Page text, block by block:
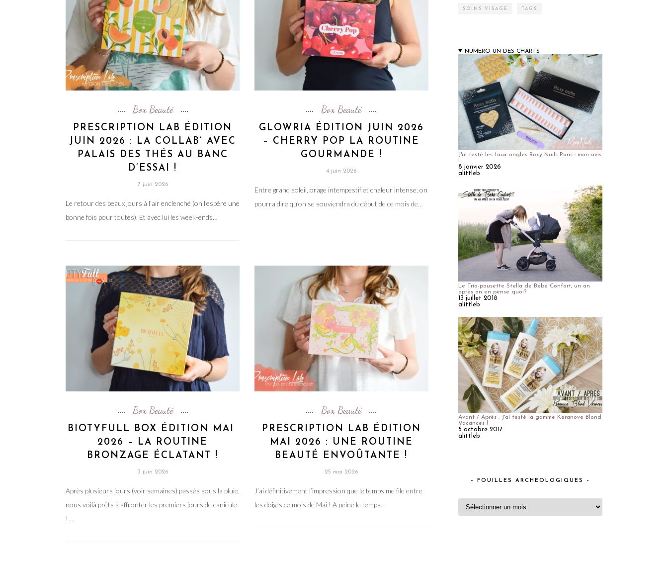
Box Beauté
PRESCRIPTION LAB ÉDITION
JUIN 2026 : LA COLLAB’ AVEC
PALAIS DES THÉS AU BANC
D’ESSAI !
7 juin 2026
Le retour des beaux jours à l’air enclenché (on l’espère une
bonne fois pour toutes). Et avec lui les week-ends…
Box Beauté
GLOWRIA ÉDITION JUIN 2026
– CHERRY POP LA ROUTINE
GOURMANDE !
4 juin 2026
Entre grand soleil, orage intempestif et chaleur intense, on
pourra dire qu’on se souviendra du début de ce mois de…
Box Beauté
BIOTYFULL BOX ÉDITION MAI
2026 – LA ROUTINE
BRONZAGE ÉCLATANT !
3 juin 2026
Après plusieurs jours (voir semaines) passés sous la pluie,
nous voilà prêts à affronter les premiers jours de canicule
!…
Box Beauté
PRESCRIPTION LAB ÉDITION
MAI 2026 : UNE ROUTINE
BEAUTÉ ENVOÛTANTE !
25 mai 2026
J’ai définitivement l’impression que le temps me file entre
les doigts ce mois de Mai ! A peine le temps…
SOINS VISAGE TAGS
NUMERO UN DES CHARTS
J'ai testé les faux ongles Roxy Nails Paris : mon avis
!
8 janvier 2026
alittleb
Le Trio-pousette Stella de Bébé Confort, un an
après on en pense quoi?
13 juillet 2018
alittleb
Avant / Après : J'ai testé la gamme Keranove Blond
Vacances !
5 octobre 2017
alittleb
– FOUILLES ARCHEOLOGIQUES –